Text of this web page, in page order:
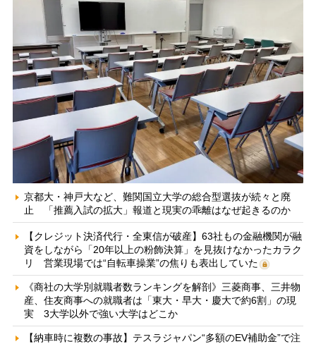
京都大・神戸大など、難関国立大学の総合型選抜が続々と廃
止 「推薦入試の拡大」報道と現実の乖離はなぜ起きるのか
【クレジット決済代行・全東信が破産】63社もの金融機関が融
資をしながら「20年以上の粉飾決算」を見抜けなかったカラク
リ 営業現場では“自転車操業”の焦りも表出していた
《商社の大学別就職者数ランキングを解剖》三菱商事、三井物
産、住友商事への就職者は「東大・早大・慶大で約6割」の現
実 3大学以外で強い大学はどこか
【納車時に複数の事故】テスラジャパン“多額のEV補助金”で注